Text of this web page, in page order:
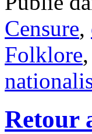
Censure,
Folklore,
Retour